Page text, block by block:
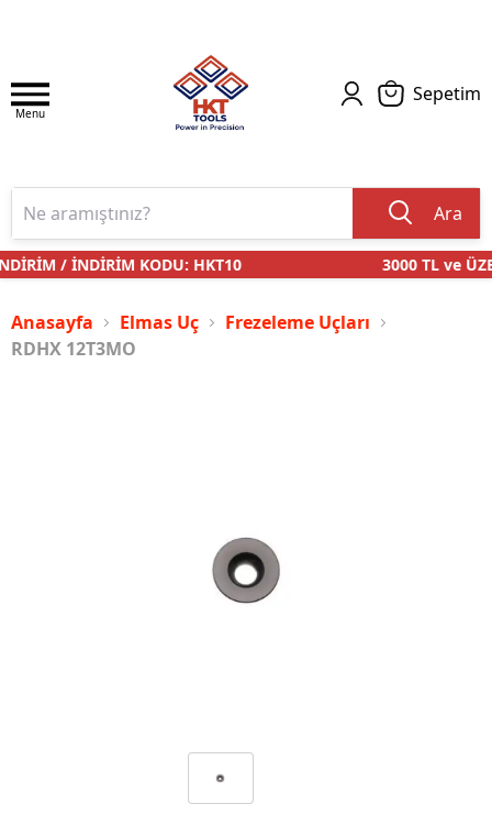
Menu
Sepetim
Ara
/ İNDİRİM KODU: HKT10 3000 TL ve
Anasayfa Elmas Uç
Frezeleme Uçları
RDHX 12T3MO